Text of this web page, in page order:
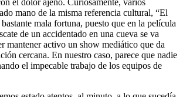
mano de la misma referencia cultural, “El
mala fortuna, puesto que en la película
de un accidentado en una cueva se va
mantener activo un show mediático que da
cercana. En nuestro caso, parece que nadie
el impecable trabajo de los equipos de